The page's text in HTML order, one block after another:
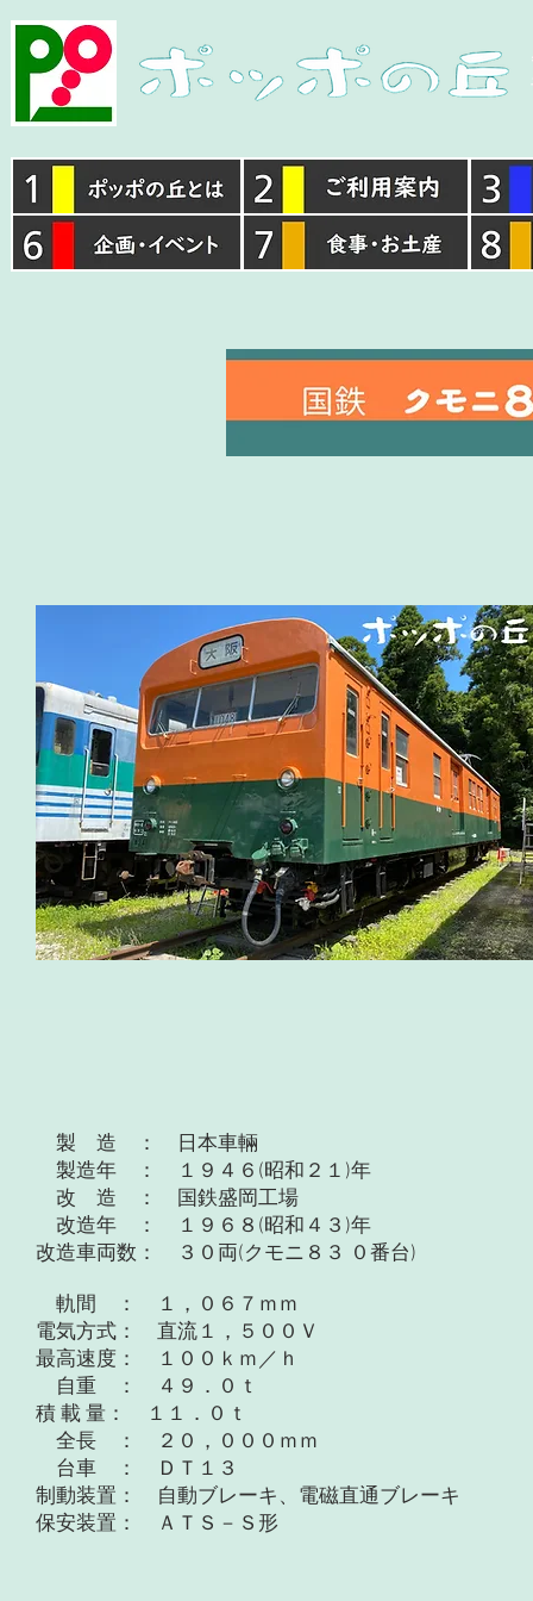
製 造 ： 日本車輛
製造年 ： １９４６(昭和２１)年
改 造 ： 国鉄盛岡工場
改造年 ： １９６８(昭和４３)年
改造車両数： ３０両(クモニ８３ ０番台)
軌間 ： １，０６７ｍｍ
電気方式： 直流１，５００Ｖ
最高速度： １００ｋｍ／ｈ
自重 ： ４９．０ｔ
積 載 量： １１．０ｔ
全長 ： ２０，０００ｍｍ
台車 ： ＤＴ１３
制動装置： 自動ブレーキ、電磁直通ブレーキ
保安装置： ＡＴＳ－Ｓ形